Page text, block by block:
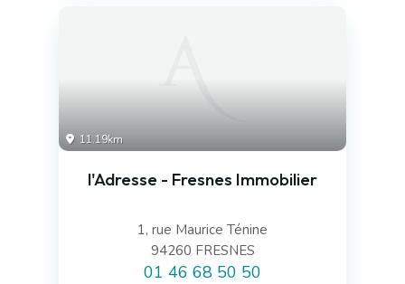
11.19km
l'Adresse - Fresnes Immobilier
1, rue Maurice Ténine
94260 FRESNES
01 46 68 50 50